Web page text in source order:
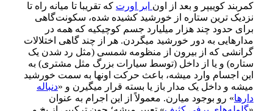
کمربند کوییپر و بعد از اون ابر اورت که تقریبا تا میانه راه تا
نزدیک ترین ستاره از خورشید کشیده شده، سکونت‌گاهی
برای حدود چند هزار میلیارد جسم کوچیکیه که همه در
مدارهایی به دور خورشید میگردن. هر از چند گاهی اختلالات
گرانشی که از بیرون از منظومه شمسی (مثل رد شدن یک
ستاره) و یا از داخل (توسط سیارات بزرگ مثل مشتری) به
این اجسام وارد میشه، باعث حرکت اونها به سمت خورشید
میشه و داخل یک مدار باز یا بسته قرار میگیرن و «دنباله
دارها» رو بوجود میارن. معمولاً از این اجرام به عنوان